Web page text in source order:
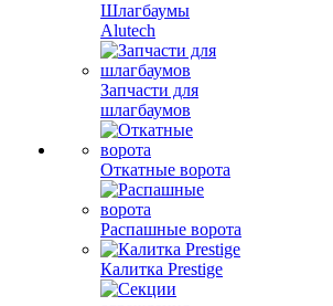
Шлагбаумы
Alutech
Запчасти для
шлагбаумов
Откатные ворота
Распашные ворота
Калитка Prestige